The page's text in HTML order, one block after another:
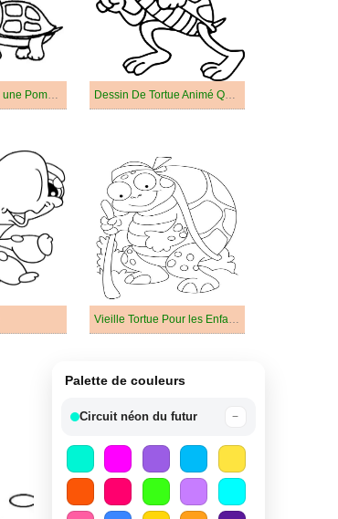
La Tortue Mange une Pomme Dessin De Tortue Animé Qui Court
Vieille Tortue Pour les Enfants
Palette de couleurs
Circuit néon du futur −